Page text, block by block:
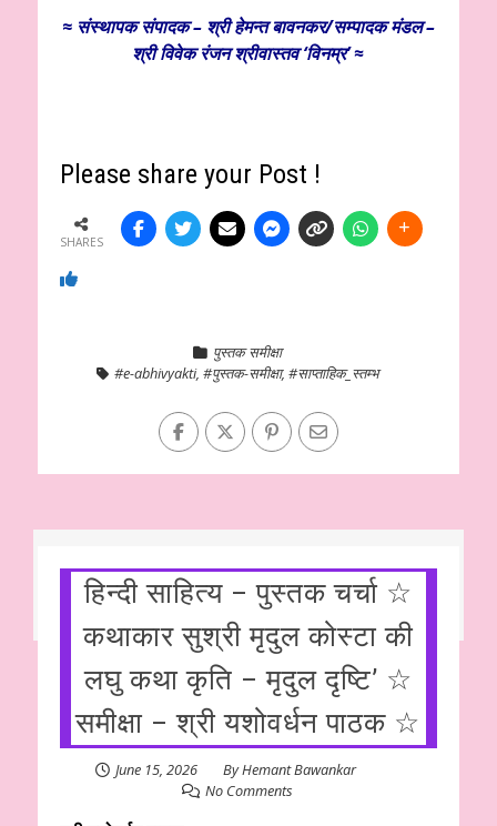
≈ संस्थापकसंपादक – श्री हेमन्त बावनकर/सम्पादक मंडल –
श्री विवेक रंजन श्रीवास्तव ‘विनम्र’ ≈
Please share your Post !
SHARES
पुस्तक समीक्षा
#e-abhivyakti, #पुस्तक-समीक्षा, #साप्ताहिक_स्तम्भ
हिन्दी साहित्य – पुस्तक चर्चा ☆
कथाकार सुश्री मृदुल कोस्टा की
लघु कथा कृति – मृदुल दृष्टि’ ☆
समीक्षा – श्री यशोवर्धन पाठक ☆
June 15, 2026 ByHemant Bawankar
No Comments